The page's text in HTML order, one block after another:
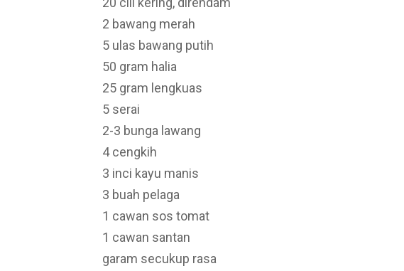
2 bawang merah
5 ulas bawang putih
50 gram halia
25 gram lengkuas
5 serai
2-3 bunga lawang
4 cengkih
3 inci kayu manis
3 buah pelaga
1 cawan sos tomat
1 cawan santan
garam secukup rasa